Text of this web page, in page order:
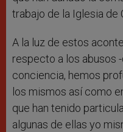
trabajo de la Iglesia de
A la luz de estos
respecto a los abusos
conciencia, hemos
los mismos así como
que han tenido
algunas de ellas yo